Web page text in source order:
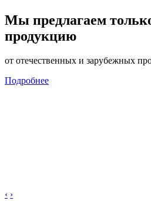
Мы предлагаем
продукцию
от отечественных и зарубежных
Подробнее
‹ ›